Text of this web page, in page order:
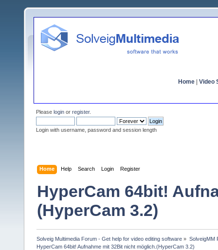
Home Video
Please login or register.
Login with username, password and session length
Home Help Search Login Register
HyperCam 64bit!
(HyperCam 3.2)
Solveig Multimedia Forum - Get help for video editing software » SolveigMM
HyperCam 64bit! Aufnahme mit 32Bit nicht möglich.(HyperCam 3.2)